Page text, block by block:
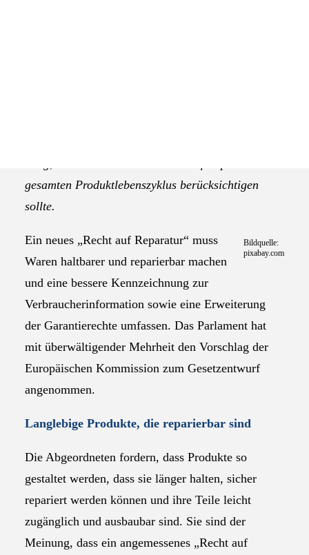
gesamten Produktlebenszyklus berücksichtigen
sollte.
Bildquelle:
pixabay.com
Ein neues „Recht auf Reparatur“ muss
Waren haltbarer und reparierbar machen
und eine bessere Kennzeichnung zur
Verbraucherinformation sowie eine Erweiterung
der Garantierechte umfassen. Das Parlament hat
mit überwältigender Mehrheit den Vorschlag der
Europäischen Kommission zum Gesetzentwurf
angenommen.
Langlebige Produkte, die reparierbar sind
Die Abgeordneten fordern, dass Produkte so
gestaltet werden, dass sie länger halten, sicher
repariert werden können und ihre Teile leicht
zugänglich und ausbaubar sind. Sie sind der
Meinung, dass ein angemessenes „Recht auf